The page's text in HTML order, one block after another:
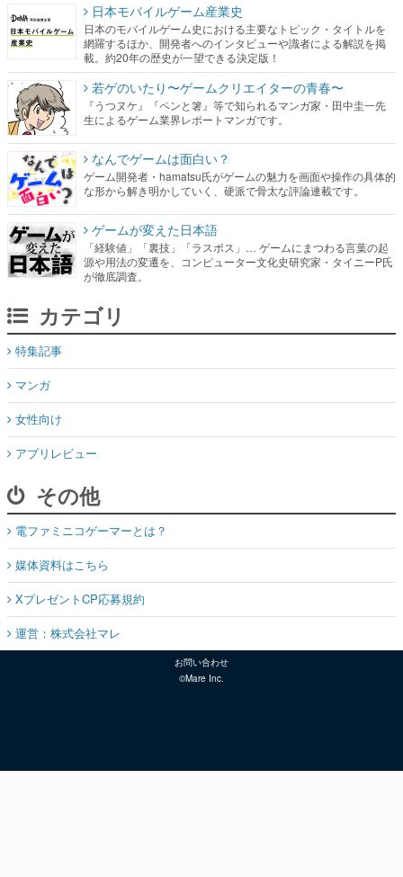
日本モバイルゲーム産業史
日本のモバイルゲーム史における主要なトピック・タイトルを
網羅するほか、開発者へのインタビューや識者による解説を掲
載。約20年の歴史が一望できる決定版！
若ゲのいたり〜ゲームクリエイターの青春〜
『うつヌケ』『ペンと箸』等で知られるマンガ家・田中圭一先
生によるゲーム業界レポートマンガです。
なんでゲームは面白い？
ゲーム開発者・hamatsu氏がゲームの魅力を画面や操作の具体的
な形から解き明かしていく、硬派で骨太な評論連載です。
ゲームが変えた日本語
「経験値」「裏技」「ラスボス」… ゲームにまつわる言葉の起
源や用法の変遷を、コンピューター文化史研究家・タイニーP氏
が徹底調査。
カテゴリ
特集記事
マンガ
女性向け
アプリレビュー
その他
電ファミニコゲーマーとは？
媒体資料はこちら
XプレゼントCP応募規約
運営：株式会社マレ
お問い合わせ
©Mare Inc.